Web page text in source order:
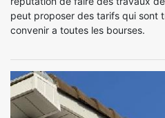
peut proposer des tarifs qui sont
convenir a toutes les bourses.